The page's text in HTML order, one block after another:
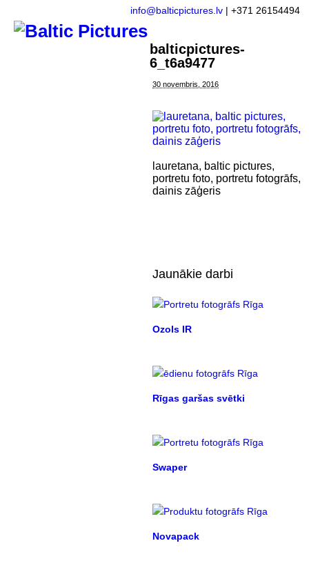
info@balticpictures.lv| +371 26154494
balticpictures-
6_t6a9477
30 novembris, 2016
lauretana, baltic pictures,
portretu foto, portretu fotogrāfs,
dainis zāģeris
Jaunākie darbi
Ozols IR
Rīgas garšas svētki
Swaper
Novapack